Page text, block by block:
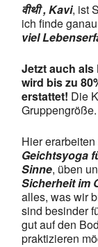
वीथी , Kavi, ist
ich finde
viel
Jetzt auch
wird bis zu
erstattet! Die
Gruppengröße.
Hier
Geichtsyoga
Sinne, üben
Sicherheit im
alles, was wir
sind besinder
gut auf den
praktizieren